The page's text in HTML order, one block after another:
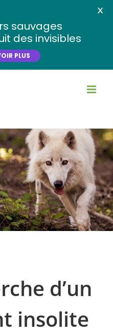
d’un
insolite
sauvages
des invisibles
PLUS
X